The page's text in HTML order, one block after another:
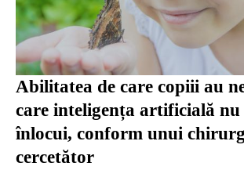
Abilitatea de care copiii au
care inteligența artificială nu
înlocui, conform unui
cercetător